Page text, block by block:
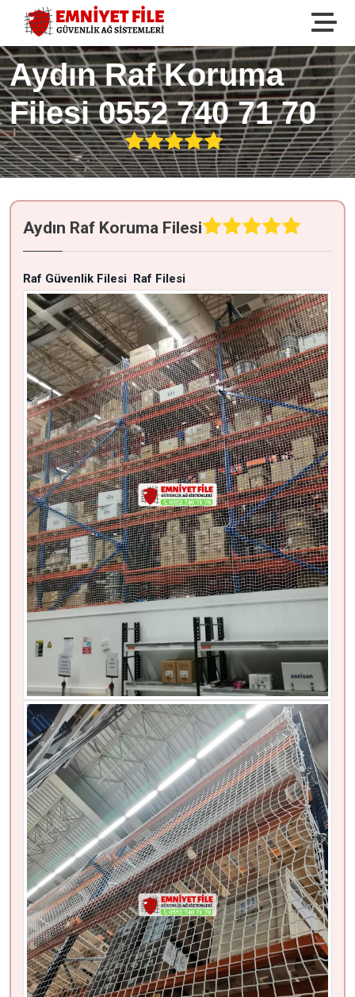
Aydın Raf Koruma
Filesi 0552 740 71 70
Aydın Raf Koruma Filesi
Raf Güvenlik Filesi Raf Filesi